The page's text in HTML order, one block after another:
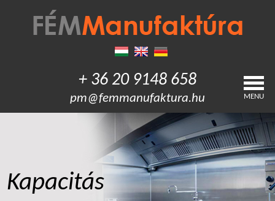
+ 36 20 9148 658
pm@femmanufaktura.hu
Kapacitás
MENU